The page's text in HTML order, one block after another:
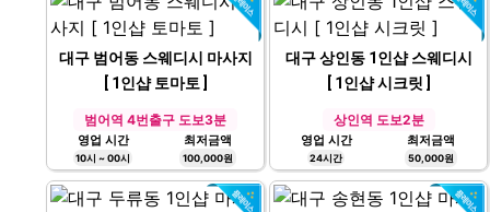
대구 범어동 스웨디시 마사지
[ 1인샵 토마토 ]
범어역 4번출구 도보3분
영업 시간
10시 ~ 00시
최저금액
100,000원
대구 상인동 1인샵 스웨디시
[ 1인샵 시크릿 ]
상인역 도보2분
영업 시간
24시간
최저금액
50,000원